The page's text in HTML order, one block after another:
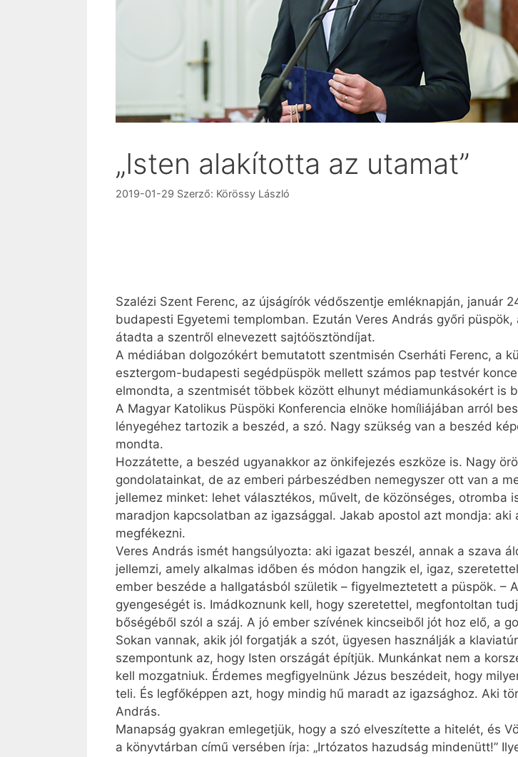
„Isten alakította az utamat”
2019-01-29 Szerző: Körössy László
Szalézi Szent Ferenc, az újságírók védőszentje emléknapján,
budapesti Egyetemi templomban. Ezután Veres András győri
átadta a szentről elnevezett sajtóösztöndíjat.
A médiában dolgozókért bemutatott szentmisén Cserháti Ferenc, a
esztergom-budapesti segédpüspök mellett számos pap testvér
elmondta, a szentmisét többek között elhunyt médiamunkásokért is
A Magyar Katolikus Püspöki Konferencia elnöke homíliájában arról
lényegéhez tartozik a beszéd, a szó. Nagy szükség van a beszéd
mondta.
Hozzátette, a beszéd ugyan­akkor az önkifejezés eszköze is. Nagy
gondolatainkat, de az emberi párbeszédben nemegyszer ott van a
jellemez minket: lehet választékos, művelt, de közönséges, otromba
maradjon kapcsolatban az igazsággal. Jakab apostol azt mondja:
megfékezni.
Veres András ismét hangsúlyozta: aki igazat beszél, annak a szava
jellemzi, amely alkalmas időben és módon hangzik el, igaz,
ember beszéde a hallgatásból születik – figyelmeztetett a püspök. –
gyengeségét is. Imádkoznunk kell, hogy szeretettel, megfontoltan
bőségéből szól a száj. A jó ember szívének kincseiből jót hoz elő, a
Sokan vannak, akik jól forgatják a szót, ügyesen használják a
szempontunk az, hogy Isten országát építjük. Munkánkat nem a
kell mozgatniuk. Érdemes megfigyelnünk Jézus beszédeit, hogy
teli. És legfőképpen azt, hogy mindig hű maradt az igazsághoz. Aki
András.
Manapság gyakran emlegetjük, hogy a szó elveszítette a hitelét, és
a könyvtárban című versében írja: „Irtózatos hazudság mindenütt!”